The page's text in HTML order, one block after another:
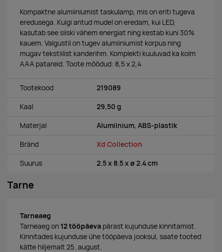
Kompaktne alumiiniumist taskulamp, mis on eriti tugeva
eredusega. Kuigi antud mudel on eredam, kui LED,
kasutab see siiski vähem energiat ning kestab kuni 30%
kauem. Valgustil on tugev alumiiniumist korpus ning
mugav tekstiilist kanderihm. Komplekti kuuluvad ka kolm
AAA patareid. Toote mõõdud: 8,5 x 2,4
Tootekood 219089
Kaal 29,50 g
Materjal Alumiinium, ABS-plastik
Bränd Xd Collection
Suurus 2.5 x 8.5 x ø 2.4 cm
Tarne
Tarneaeg
Tarneaeg on 12 tööpäeva pärast kujunduse kinnitamist.
Kinnitades kujunduse ühe tööpäeva jooksul, saate tooted
kätte hiljemalt 25. august.